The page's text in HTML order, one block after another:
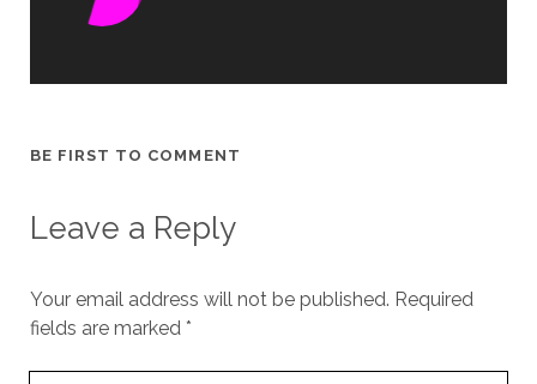
BE FIRST TO COMMENT
Leave a Reply
Your email address will not be published. Required
fields are marked *